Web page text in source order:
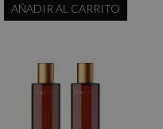
AÑADIR AL CARRITO